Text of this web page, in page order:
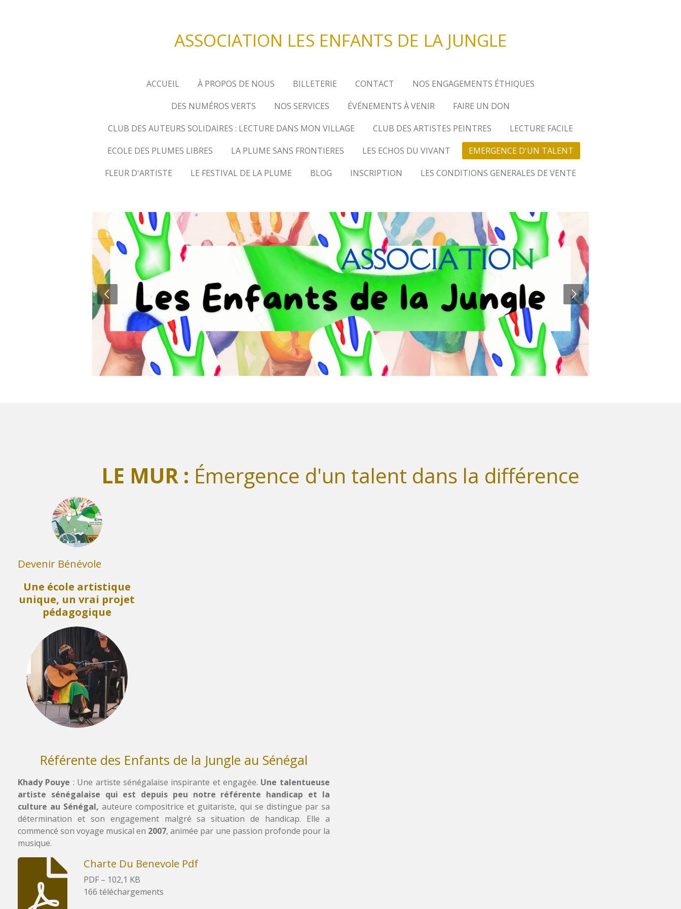
ASSOCIATION LES ENFANTS DE LA JUNGLE
ACCUEIL À PROPOS DE NOUS BILLETERIE CONTACT
NOS ENGAGEMENTS ÉTHIQUES
DES NUMÉROS VERTS
NOS SERVICES ÉVÉNEMENTS À VENIR
FAIRE UN DON
CLUB DES AUTEURS SOLIDAIRES : LECTURE DANS MON VILLAGE
CLUB DES ARTISTES PEINTRES
LECTURE FACILE
ECOLE DES PLUMES LIBRES
LA PLUME SANS FRONTIERES LES ECHOS DU VIVANT
EMERGENCE D'UN TALENT
FLEUR D'ARTISTE
LE FESTIVAL DE LA PLUME BLOG INSCRIPTION LES CONDITIONS GENERALES DE VENTE
LE MUR : Émergence d'un talent dans la différence
Devenir Bénévole
Une école artistique
unique, un vrai projet
pédagogique
Référente des Enfants de la Jungle au Sénégal
Khady Pouye : Une artiste sénégalaise inspirante et engagée. Une talentueuse
artiste sénégalaise qui est depuis peu notre référente handicap et la
culture au Sénégal, auteure compositrice et guitariste, qui se distingue par sa
détermination et son engagement malgré sa situation de handicap. Elle a
commencé son voyage musical en 2007, animée par une passion profonde pour la
musique.
Charte Du Benevole Pdf
PDF – 102,1 KB
166 téléchargements